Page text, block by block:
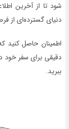
شود تا از آخرین
دنیای گسترده‌ای از
اطمینان حاصل کنید
دقیقی برای سفر خود
ببرید.